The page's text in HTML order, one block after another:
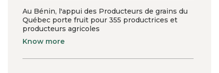
Au Bénin, l'appui des Producteurs de grains du
Québec porte fruit pour 355 productrices et
producteurs agricoles
Know more